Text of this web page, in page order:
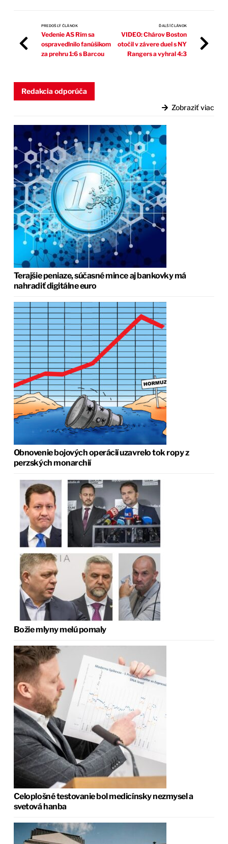
PREDOŠLÝ ČLÁNOK
Vedenie AS Rím sa
ospravedlnilo fanúšikom
za prehru 1:6 s Barcou
ĎALŠÍ ČLÁNOK
VIDEO: Chárov Boston
otočil v závere duel s NY
Rangers a vyhral 4:3
Redakcia odporúča
Zobraziť viac
Terajšie peniaze, súčasné mince aj bankovky má
nahradiť digitálne euro
Obnovenie bojových operácií uzavrelo tok ropy z
perzských monarchií
Božie mlyny melú pomaly
Celoplošné testovanie bol medicínsky nezmysel a
svetová hanba